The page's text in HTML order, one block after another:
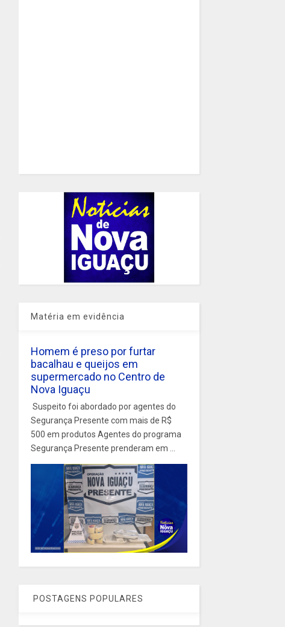
Matéria em evidência
Homem é preso por furtar
bacalhau e queijos em
supermercado no Centro de
Nova Iguaçu
Suspeito foi abordado por agentes do
Segurança Presente com mais de R$
500 em produtos Agentes do programa
Segurança Presente prenderam em ...
POSTAGENS POPULARES